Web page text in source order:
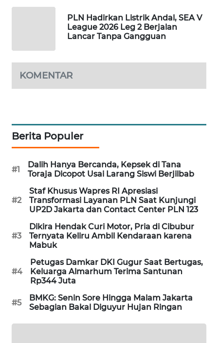
PLN Hadirkan Listrik Andal, SEA V
League 2026 Leg 2 Berjalan
Lancar Tanpa Gangguan
KOMENTAR
Berita Populer
#1
Dalih Hanya Bercanda, Kepsek di Tana
Toraja Dicopot Usai Larang Siswi Berjilbab
#2
Staf Khusus Wapres RI Apresiasi
Transformasi Layanan PLN Saat Kunjungi
UP2D Jakarta dan Contact Center PLN 123
#3
Dikira Hendak Curi Motor, Pria di Cibubur
Ternyata Keliru Ambil Kendaraan karena
Mabuk
#4
Petugas Damkar DKI Gugur Saat Bertugas,
Keluarga Almarhum Terima Santunan
Rp344 Juta
#5
BMKG: Senin Sore Hingga Malam Jakarta
Sebagian Bakal Diguyur Hujan Ringan
MAWAKA
NET
PLN
WATCH
LPKKI
LKKI
KOPEKLIN
KONSUMEN
ALPERKLINAS
FORJASIDA